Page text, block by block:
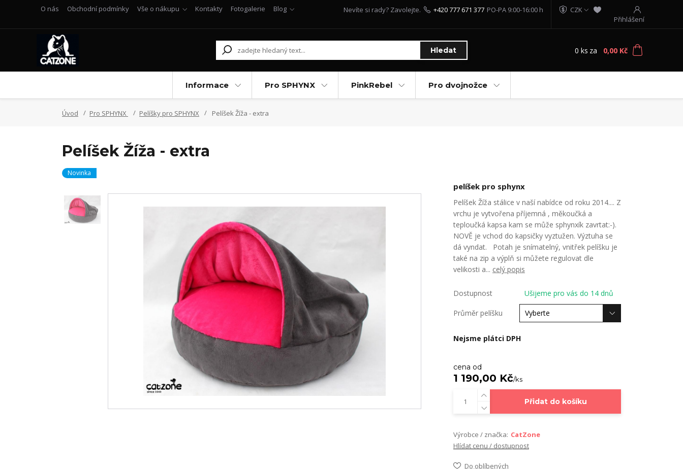
O nás Obchodní podmínky Vše o nákupu Kontakty Fotogalerie Blog
CZK
Přihlášení
Hledat
Nevíte si rady? Zavolejte. +420 777 671 377 PO-PA 9:00-16:00 h
0 ks za 0,00 Kč
Informace Pro SPHYNX PinkRebel Pro dvojnožce
Úvod Pro SPHYNX Pelíšky pro SPHYNX Pelíšek Žíža - extra
Pelíšek Žíža - extra
Novinka
pelíšek pro sphynx
Pelíšek Žíža stálice v naší nabídce od roku 2014.... Z
vrchu je vytvořena příjemná , měkoučká a
teploučká kapsa kam se může sphynxík zavrtat:-).
NOVĚ je vchod do kapsičky vyztužen. Výztuha se
dá vyndat. Potah je snímatelný, vnitřek pelíšku je
také na zip a výplň si můžete regulovat dle
velikosti a... celý popis
Dostupnost Ušijeme pro vás do 14 dnů
Průměr pelíšku
Nejsme plátci DPH
cena od
1 190,00 Kč/ks
Přidat do košíku
Výrobce / značka: CatZone
Hlídat cenu / dostupnost
Do oblíbených